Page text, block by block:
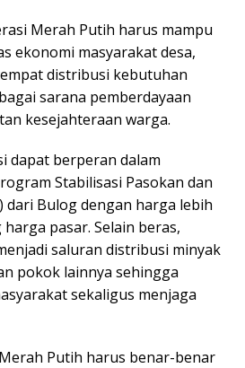
Merah Putih harus mampu
ekonomi masyarakat desa,
distribusi kebutuhan
sarana pemberdayaan
kesejahteraan warga.
dapat berperan dalam
Stabilisasi Pasokan dan
dari Bulog dengan harga lebih
pasar. Selain beras,
saluran distribusi minyak
pokok lainnya sehingga
sekaligus menjaga
Putih harus benar-benar